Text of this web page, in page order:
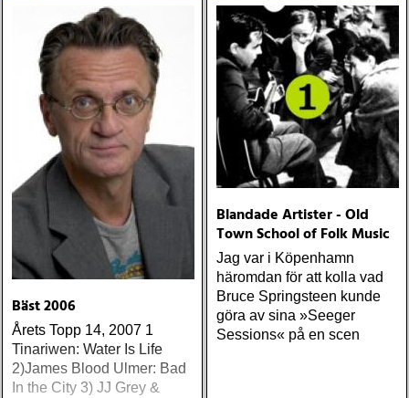
Bäst 2006
Årets Topp 14, 2007 1
Tinariwen: Water Is Life
2)James Blood Ulmer: Bad
In the City 3) JJ Grey &
Blandade Artister - Old
Town School of Folk Music
Jag var i Köpenhamn
häromdan för att kolla vad
Bruce Springsteen kunde
göra av sina »Seeger
Sessions« på en scen